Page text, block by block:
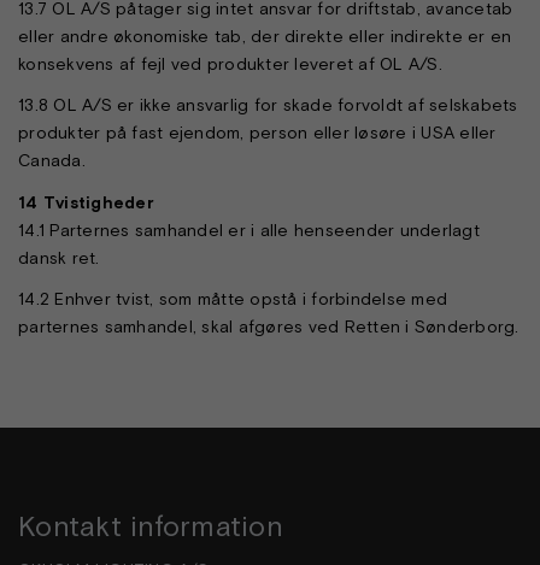
13.7 OL A/S påtager sig intet ansvar for driftstab, avancetab
eller andre økonomiske tab, der direkte eller indirekte er en
konsekvens af fejl ved produkter leveret af OL A/S.
13.8 OL A/S er ikke ansvarlig for skade forvoldt af selskabets
produkter på fast ejendom, person eller løsøre i USA eller
Canada.
14 Tvistigheder
14.1 Parternes samhandel er i alle henseender underlagt
dansk ret.
14.2 Enhver tvist, som måtte opstå i forbindelse med
parternes samhandel, skal afgøres ved Retten i Sønderborg.
Kontakt information